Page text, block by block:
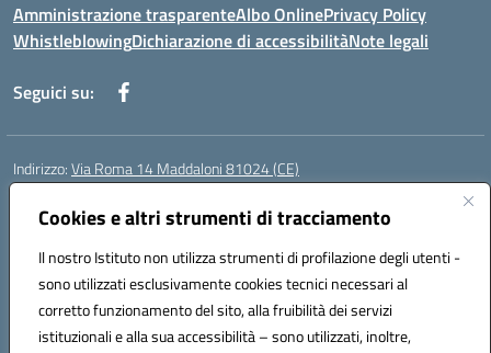
Cookies e altri strumenti di tracciamento
Il nostro Istituto non utilizza strumenti di profilazione degli utenti -
sono utilizzati esclusivamente cookies tecnici necessari al
corretto funzionamento del sito, alla fruibilità dei servizi
istituzionali e alla sua accessibilità – sono utilizzati, inoltre,
Amministrazione trasparenteAlbo OnlinePrivacy Policy
WhistleblowingDichiarazione di accessibilitàNote legali
Seguici su:
Indirizzo:Via Roma 14 Maddaloni 81024 (CE)
Centralino:
Posta elettronica certificata (PEC):ceic8an00r@pec.istruzione.it
Codice fiscale: 80006190617
Codice meccanografico:CEIC8AN00R
Codice Indice delle Pubbliche Amministrazioni (IPA): icmvce
Codice unico di fatturazione (CUF): UFORSV